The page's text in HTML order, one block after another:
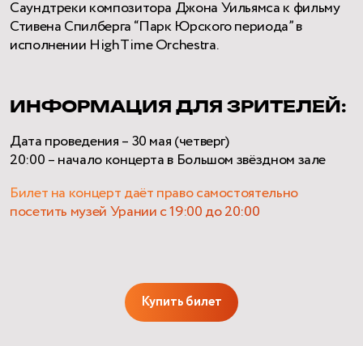
Саундтреки композитора Джона Уильямса к фильму
Стивена Спилберга “Парк Юрского периода” в
исполнении HighTime Orchestra.
ИНФОРМАЦИЯ ДЛЯ ЗРИТЕЛЕЙ:
Дата проведения – 30 мая (четверг)
20:00 – начало концерта в Большом звёздном зале
Билет на концерт даёт право самостоятельно
посетить музей Урании с 19:00 до 20:00
Купить билет